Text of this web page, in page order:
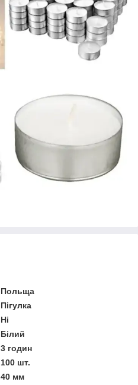
Польща
Пігулка
Ні
Білий
3 годин
100 шт.
40 мм